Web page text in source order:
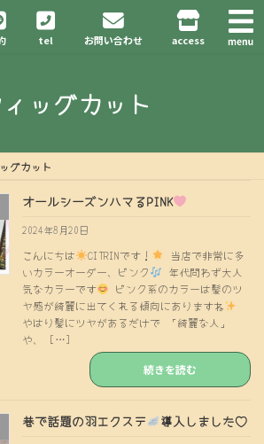
tel お問い合わせ access
ッグカット
グカット
オールシーズンハマるPINK
2024年8月20日
こんにちは CITRINです！
当店で非常に多
いカラーオーダー、ピンク
年代問わず大人
気なカラーです
ピンク系のカラーは髪のツ
ヤ感が綺麗に出てくれる傾向にありますね
やはり髪にツヤがあるだけで 「綺麗な人」
や、 […]
続きを読む
巷で話題の羽エクステ 導入しました♡